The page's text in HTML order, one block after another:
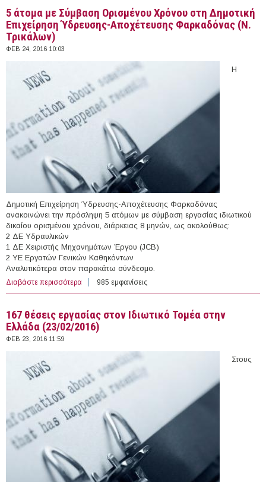
5 άτομα με Σύμβαση Ορισμένου Χρόνου στη Δημοτική
Επιχείρηση Ύδρευσης-Αποχέτευσης Φαρκαδόνας (Ν.
Τρικάλων)
ΦΕΒ 24, 2016 10:03
Η
Δημοτική Επιχείρηση Ύδρευσης-Αποχέτευσης Φαρκαδόνας
ανακοινώνει την πρόσληψη 5 ατόμων με σύμβαση εργασίας ιδιωτικού
δικαίου ορισμένου χρόνου, διάρκειας 8 μηνών, ως ακολούθως:
2 ΔΕ Υδραυλικών
1 ΔΕ Χειριστής Μηχανημάτων Έργου (JCB)
2 YE Εργατών Γενικών Καθηκόντων
Αναλυτικότερα στον παρακάτω σύνδεσμο.
Διαβάστε περισσότερα για 5 άτομα με Σύμβαση Ορισμένου Χρόνου στη
Δημοτική Επιχείρηση Ύδρευσης-Αποχέτευσης
985 εμφανίσεις
167 θέσεις εργασίας στον Ιδιωτικό Τομέα στην
Ελλάδα (23/02/2016)
ΦΕΒ 23, 2016 11:59
Στους